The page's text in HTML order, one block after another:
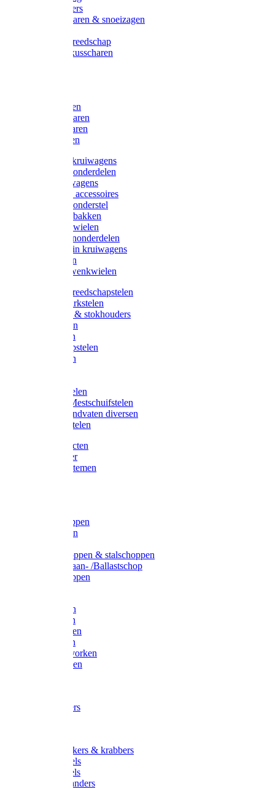
Robotmaaiers
Heggenscharen & snoeizagen
Klussen gereedschap
Gras & buxusscharen
Snoeischaren
Heggenscharen
Takkenscharen
Snoeimessen
Landbouwkruiwagens
Kruiwagenonderdelen
Bouwkruiwagens
Kruiwagen accessoires
Kruiwagenonderstel
Kruiwagenbakken
Kruiwagenwielen
Steekwagenonderdelen
Huis en Tuin kruiwagens
Steekwagen
Bok- en Zwenkwielen
Overige gereedschapstelen
Bezem-/Harkstelen
Handvaten & stokhouders
Hamerstelen
Spadestelen
Graanschopstelen
Schopstelen
Gardena stelen
Sneeuw- /Mestschuifstelen
Stelen / Handvaten diversen
Telescoopstelen
Tuin producten
Fruitplukker
Ophangsystemen
Betonschoppen
Schepbatsen
Ballastschoppen & stalschoppen
Slijtsrip Graan- /Ballastschop
Graanschoppen
Hooivorken
Mestvorken
Bietenvorken
Maisvorken
Aardappelvorken
Vijgenvorken
Tuinkrabbers
Onkruidstekers & krabbers
Hartschoffels
Ruitschoffels
Onkruidbranders